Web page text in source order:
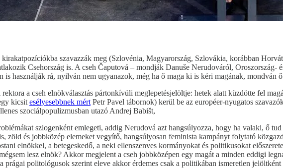
szavazzák meg (Szlovénia, Magyarország, Szlovákia, korábban
Csehország is. A cseh Čaputová – mondják Danuše Nerudováról,
is használják rá, nyilván nem ugyanazok, még ha ő maga ki is kéri magának, mondván
a cseh elnökválasztás pártonkívüli meglepetésjelöltje: hetek alatt küzdötte fel
kicsit esélyesebbnek mért Petr Pavel tábornok) kerül be az européer-nyugatos
szociálpopulizmusban utazó Andrej Babišt,
szlogenként emlegeti, addig Nerudová azt hangsúlyozza, hogy ha valaki, ő
zöld és jobbközép elemeket vegyítő, hangsúlyosan feminista kampányt folytató
elnökkel, a betegeskedő, a neki ellenszenves kormányokat és politikusokat
lesz elnök? Akkor megjelent a cseh jobbközépen egy magát a minden eddigi
prágai politológusok szerint eleve akkor érdemes csak a politikában ismeretlen